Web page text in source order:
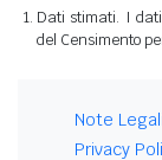
Dati stimati. I
del Censimento
Note Legali
Privacy